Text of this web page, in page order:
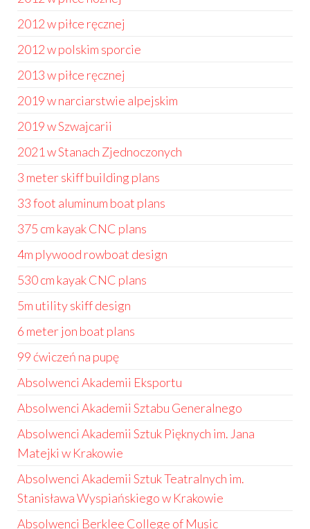
2012 w piłce ręcznej
2012 w polskim sporcie
2013 w piłce ręcznej
2019 w narciarstwie alpejskim
2019 w Szwajcarii
2021 w Stanach Zjednoczonych
3 meter skiff building plans
33 foot aluminum boat plans
375 cm kayak CNC plans
4m plywood rowboat design
530 cm kayak CNC plans
5m utility skiff design
6 meter jon boat plans
99 ćwiczeń na pupę
Absolwenci Akademii Eksportu
Absolwenci Akademii Sztabu Generalnego
Absolwenci Akademii Sztuk Pięknych im. Jana
Matejki w Krakowie
Absolwenci Akademii Sztuk Teatralnych im.
Stanisława Wyspiańskiego w Krakowie
Absolwenci Berklee College of Music